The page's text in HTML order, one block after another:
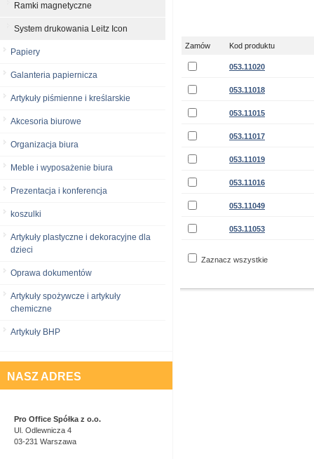
Ramki magnetyczne
System drukowania Leitz Icon
Papiery
Galanteria papiernicza
Artykuły piśmienne i kreślarskie
Akcesoria biurowe
Organizacja biura
Meble i wyposażenie biura
Prezentacja i konferencja
koszulki
Artykuły plastyczne i dekoracyjne dla
dzieci
Oprawa dokumentów
Artykuły spożywcze i artykuły
chemiczne
Artykuły BHP
NASZ ADRES
Pro Office Spółka z o.o.
Ul. Odlewnicza 4
03-231 Warszawa
Zamów Kod produktu
053.11020
053.11018
053.11015
053.11017
053.11019
053.11016
053.11049
053.11053
Zaznacz wszystkie